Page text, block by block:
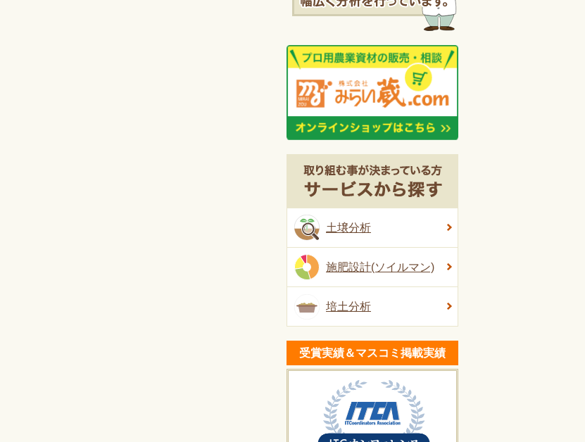
土壌分析
施肥設計(ソイルマン)
培土分析
受賞実績＆マスコミ掲載実績